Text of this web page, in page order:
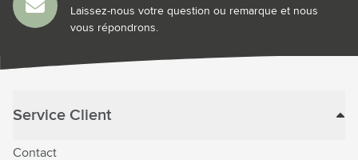
Laissez-nous votre question ou remarque et nous
vous répondrons.
Service Client
Contact